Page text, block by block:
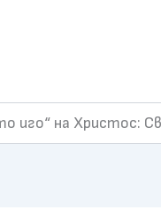
иго“ на Христос: